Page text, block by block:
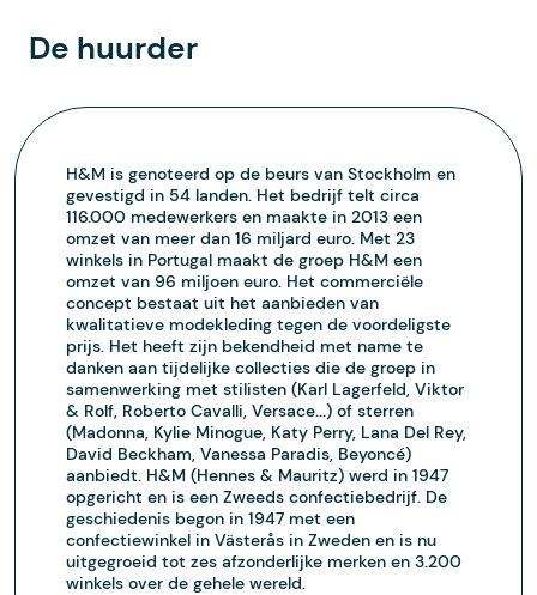
De huurder
H&M is genoteerd op de beurs van Stockholm en
gevestigd in 54 landen. Het bedrijf telt circa
116.000 medewerkers en maakte in 2013 een
omzet van meer dan 16 miljard euro. Met 23
winkels in Portugal maakt de groep H&M een
omzet van 96 miljoen euro. Het commerciële
concept bestaat uit het aanbieden van
kwalitatieve modekleding tegen de voordeligste
prijs. Het heeft zijn bekendheid met name te
danken aan tijdelijke collecties die de groep in
samenwerking met stilisten (Karl Lagerfeld, Viktor
& Rolf, Roberto Cavalli, Versace...) of sterren
(Madonna, Kylie Minogue, Katy Perry, Lana Del Rey,
David Beckham, Vanessa Paradis, Beyoncé)
aanbiedt. H&M (Hennes & Mauritz) werd in 1947
opgericht en is een Zweeds confectiebedrijf. De
geschiedenis begon in 1947 met een
confectiewinkel in Västerås in Zweden en is nu
uitgegroeid tot zes afzonderlijke merken en 3.200
winkels over de gehele wereld.